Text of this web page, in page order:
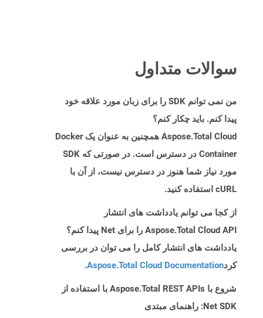
سوالات متداول
من نمی توانم SDK را برای زبان مورد علاقه خود
پیدا کنم. باید چکار کنم؟
Aspose.Total Cloud همچنین به عنوان یک Docker
Container در دسترس است. در صورتی که SDK
مورد نیاز شما هنوز در دسترس نیست، از آن با
cURL استفاده کنید.
از کجا می توانم یادداشت های انتشار
Aspose.Total Cloud API را برای Net پیدا کنم؟
یادداشت های انتشار کامل را می توان در بررسی
کردAspose.Total Cloud Documentation
.
شروع با Aspose.Total REST APIs با استفاده از
Net SDK: راهنمای مبتدی